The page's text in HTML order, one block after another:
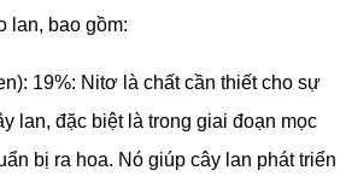
lan, bao gồm:
19%: Nitơ là chất cần thiết cho sự
lan, đặc biệt là trong giai đoạn mọc
bị ra hoa. Nó giúp cây lan phát triển